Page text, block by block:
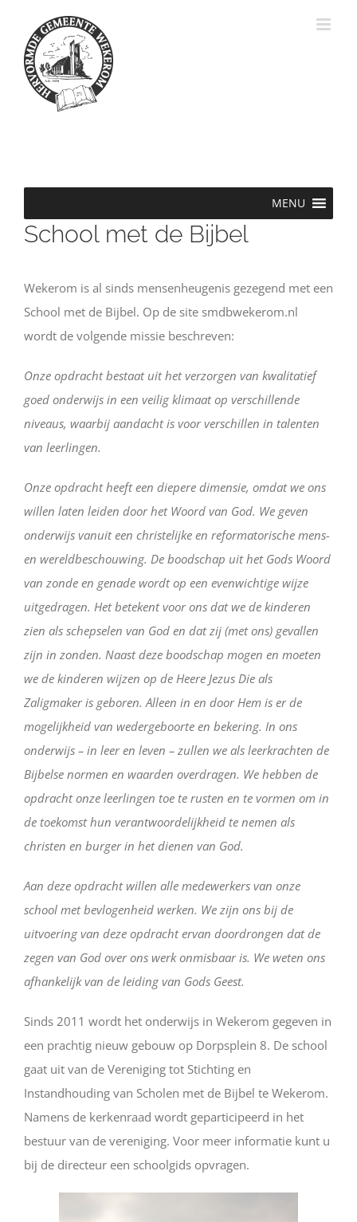
inhoud
MENU
School met de Bijbel
Wekerom is al sinds mensenheugenis gezegend met een
School met de Bijbel. Op de site smdbwekerom.nl
wordt de volgende missie beschreven:
Onze opdracht bestaat uit het verzorgen van kwalitatief
goed onderwijs in een veilig klimaat op verschillende
niveaus, waarbij aandacht is voor verschillen in talenten
van leerlingen.
Onze opdracht heeft een diepere dimensie, omdat we ons
willen laten leiden door het Woord van God. We geven
onderwijs vanuit een christelijke en reformatorische mens-
en wereldbeschouwing. De boodschap uit het Gods Woord
van zonde en genade wordt op een evenwichtige wijze
uitgedragen. Het betekent voor ons dat we de kinderen
zien als schepselen van God en dat zij (met ons) gevallen
zijn in zonden. Naast deze boodschap mogen en moeten
we de kinderen wijzen op de Heere Jezus Die als
Zaligmaker is geboren. Alleen in en door Hem is er de
mogelijkheid van wedergeboorte en bekering. In ons
onderwijs – in leer en leven – zullen we als leerkrachten de
Bijbelse normen en waarden overdragen. We hebben de
opdracht onze leerlingen toe te rusten en te vormen om in
de toekomst hun verantwoordelijkheid te nemen als
christen en burger in het dienen van God.
Aan deze opdracht willen alle medewerkers van onze
school met bevlogenheid werken. We zijn ons bij de
uitvoering van deze opdracht ervan doordrongen dat de
zegen van God over ons werk onmisbaar is. We weten ons
afhankelijk van de leiding van Gods Geest.
Sinds 2011 wordt het onderwijs in Wekerom gegeven in
een prachtig nieuw gebouw op Dorpsplein 8. De school
gaat uit van de Vereniging tot Stichting en
Instandhouding van Scholen met de Bijbel te Wekerom.
Namens de kerkenraad wordt geparticipeerd in het
bestuur van de vereniging. Voor meer informatie kunt u
bij de directeur een schoolgids opvragen.